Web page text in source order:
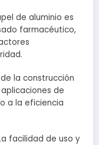
de aluminio es
farmacéutico,
la construcción
de
a la eficiencia
facilidad de uso y